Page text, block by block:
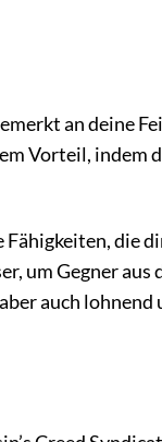
an deine
Vorteil, indem
die
um Gegner aus
auch